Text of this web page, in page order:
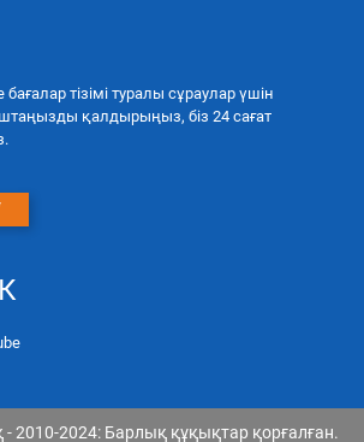
тізімі туралы сұраулар үшін
қалдырыңыз, біз 24 сағат
2010-2024: Барлық құқықтар қорғалған.